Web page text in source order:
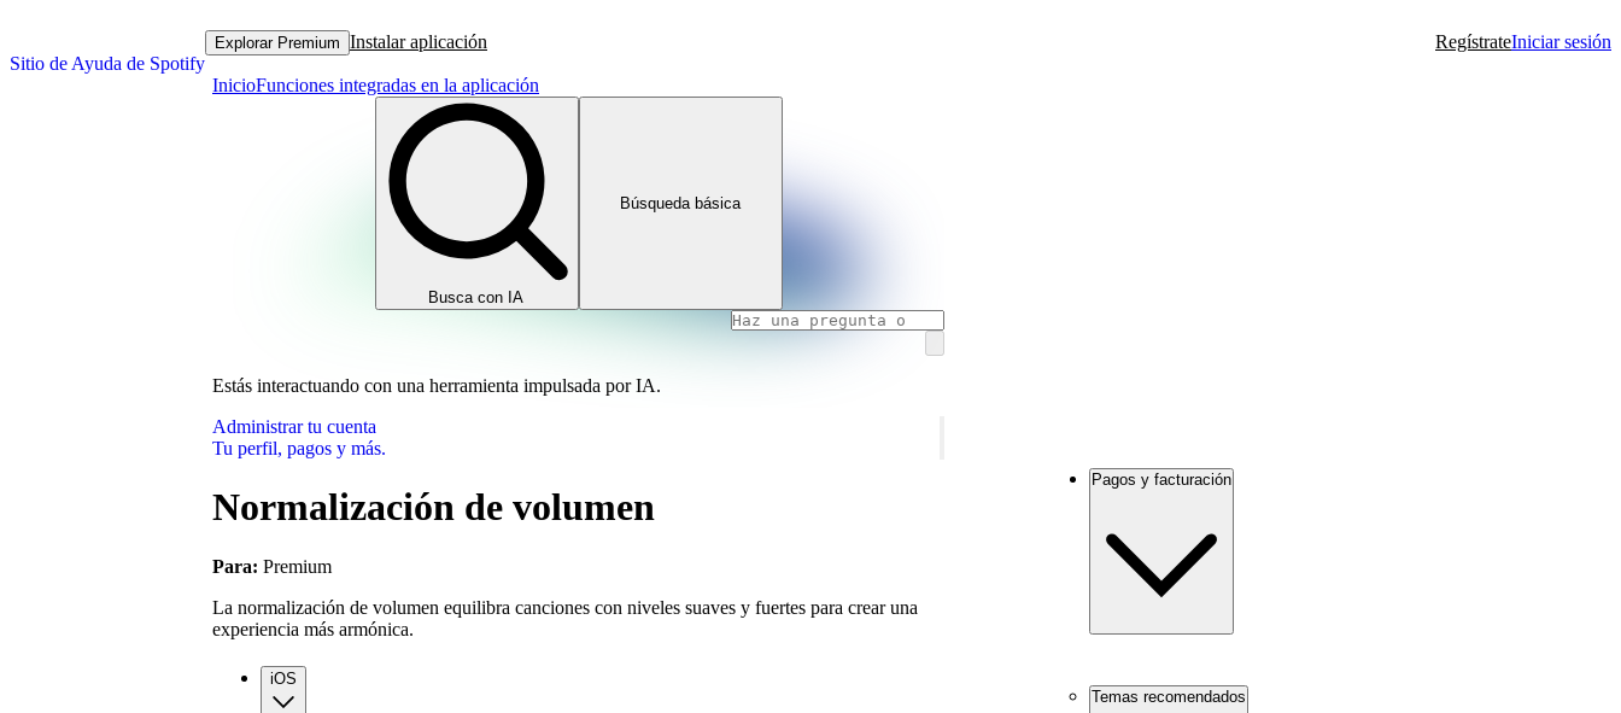
Sitio de Ayuda de Spotify
Explorar Premium Instalar aplicación RegístrateIniciar sesión
InicioFunciones integradas en la aplicación
Busca con IA
Búsqueda básica
Estás interactuando con una herramienta impulsada por IA.
Administrar tu cuenta
Tu perfil, pagos y más.
Normalización de volumen
Para: Premium
La normalización de volumen equilibra canciones con niveles suaves y fuertes para crear una
experiencia más armónica.
iOS
Pagos y facturación
Temas recomendados